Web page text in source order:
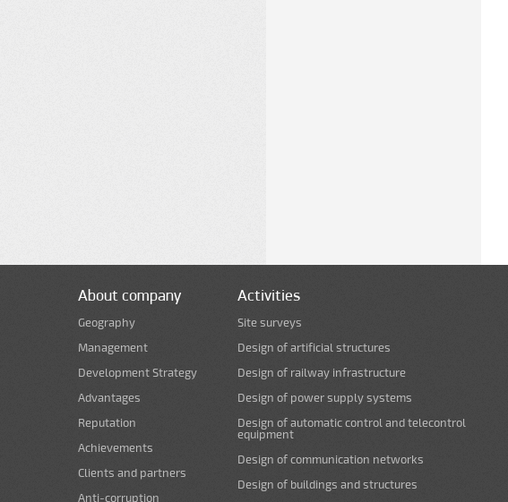
About company
Geography
Management
Development Strategy
Advantages
Reputation
Achievements
Clients and partners
Anti-corruption
Activities
Site surveys
Design of artificial structures
Design of railway infrastructure
Design of power supply systems
Design of automatic control and telecontrol
equipment
Design of communication networks
Design of buildings and structures